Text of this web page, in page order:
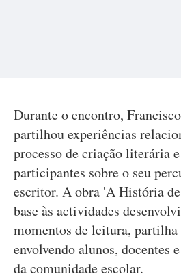
Durante o encontro,
partilhou experiências
processo de criação literária
participantes sobre o seu
escritor. A obra 'A História
base às actividades
momentos de leitura, partilha
envolvendo alunos, docentes
da comunidade escolar.